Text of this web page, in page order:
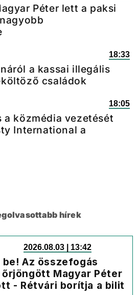
Péter lett a paksi
18:33
a kassai illegális
családok
18:05
a közmédia vezetését
International a
hírek
2026.08.03 | 13:42
Az összefogás
Magyar Péter
- Rétvári borítja a bilit